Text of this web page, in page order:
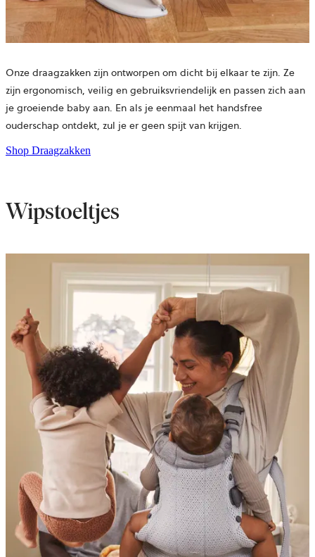
Onze draagzakken zijn ontworpen om dicht bij elkaar te zijn. Ze
zijn ergonomisch, veilig en gebruiksvriendelijk en passen zich aan
je groeiende baby aan. En als je eenmaal het handsfree
ouderschap ontdekt, zul je er geen spijt van krijgen.
Shop Draagzakken
Wipstoeltjes